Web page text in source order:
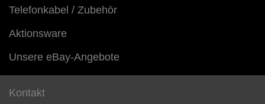
Telefonkabel / Zubehör
Aktionsware
Unsere eBay-Angebote
Kontakt